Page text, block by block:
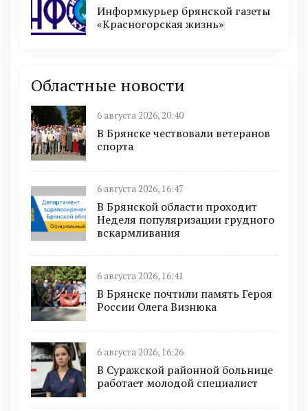
Информкурьер брянской газеты
«Красногорская жизнь»
Областные новости
6 августа 2026, 20:40
В Брянске чествовали ветеранов
спорта
6 августа 2026, 16:47
В Брянской области проходит
Неделя популяризации грудного
вскармливания
6 августа 2026, 16:41
В Брянске почтили память Героя
России Олега Визнюка
6 августа 2026, 16:26
В Суражской районной больнице
работает молодой специалист